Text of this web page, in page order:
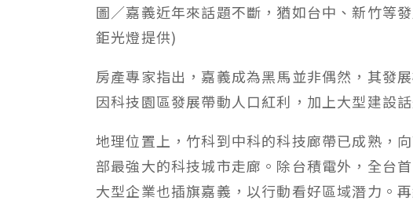
圖／嘉義近年來話題不斷，猶如台中、新竹等
鉅光燈提供)
房產專家指出，嘉義成為黑馬並非偶然，其發
因科技園區發展帶動人口紅利，加上大型建設
地理位置上，竹科到中科的科技廊帶已成熟，
部最強大的科技城市走廊。除台積電外，全台
大型企業也插旗嘉義，以行動看好區域潛力。